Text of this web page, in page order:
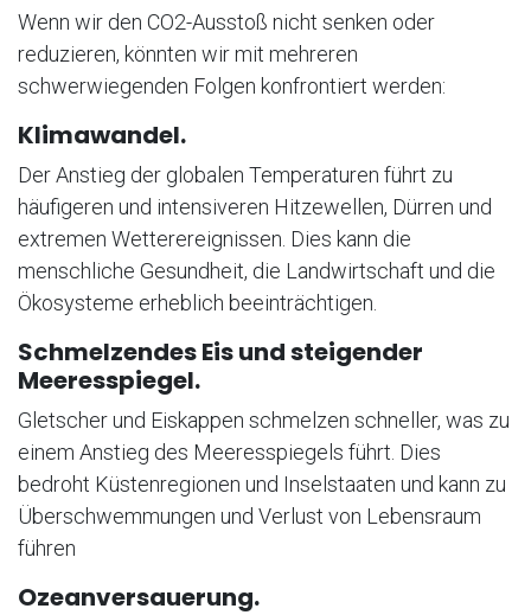
Wenn wir den CO2-Ausstoß nicht senken oder
reduzieren, könnten wir mit mehreren
schwerwiegenden Folgen konfrontiert werden:
Klimawandel.
Der Anstieg der globalen Temperaturen führt zu
häufigeren und intensiveren Hitzewellen, Dürren und
extremen Wetterereignissen. Dies kann die
menschliche Gesundheit, die Landwirtschaft und die
Ökosysteme erheblich beeinträchtigen.
Schmelzendes Eis und steigender
Meeresspiegel.
Gletscher und Eiskappen schmelzen schneller, was zu
einem Anstieg des Meeresspiegels führt. Dies
bedroht Küstenregionen und Inselstaaten und kann zu
Überschwemmungen und Verlust von Lebensraum
führen
Ozeanversauerung.